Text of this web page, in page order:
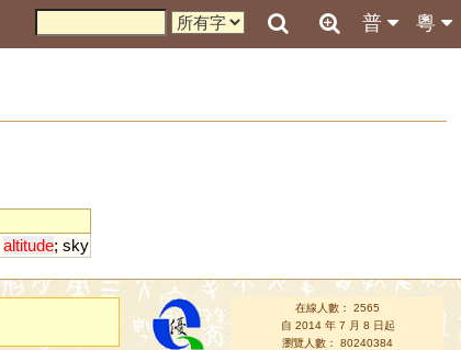
粵
普
altitude; sky
在線人數： 2565
自 2014 年 7 月 8 日起
瀏覽人數： 80240384